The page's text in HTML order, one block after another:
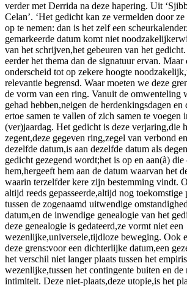
verder met Derrida na deze hapering. Uit
Celan’. ‘Het gedicht kan ze vermelden door
op te nemen: dan is het zelf een
gemarkeerde datum komt niet
van het schrijven,het gebeuren van het
eerder het thema dan de signatuur ervan.
onderscheid tot op zekere hoogte
relevantie begrensd. Waar moeten we deze
de vorm van een ring. Vanuit de omwenteling
gehad hebben,neigen de herdenkingsdagen en
ertoe samen te vallen of zich samen te voegen
(ver)jaardag. Het gedicht is deze verjaring,die
zegent,deze gegeven ring,zegel van verbond
dezelfde datum,is aan dezelfde datum als
gedicht gezegend wordt;het is op en aan(à) die
hem,hergeeft hem aan de datum waarvan het
waarin terzelfder kere zijn bestemming vindt.
altijd reeds gepasseerde,altijd nog
tussen de zogenaamd uitwendige
datum,en de inwendige genealogie van het
deze genealogie is gedateerd,ze vormt niet een
wezenlijke,universele,tijdloze beweging. Ook
deze grens:voor een dichterlijke datum,een
het verschil niet langer plaats tussen het
wezenlijke,tussen het contingente buiten en
intimiteit. Deze niet-plaats,deze utopie,is het